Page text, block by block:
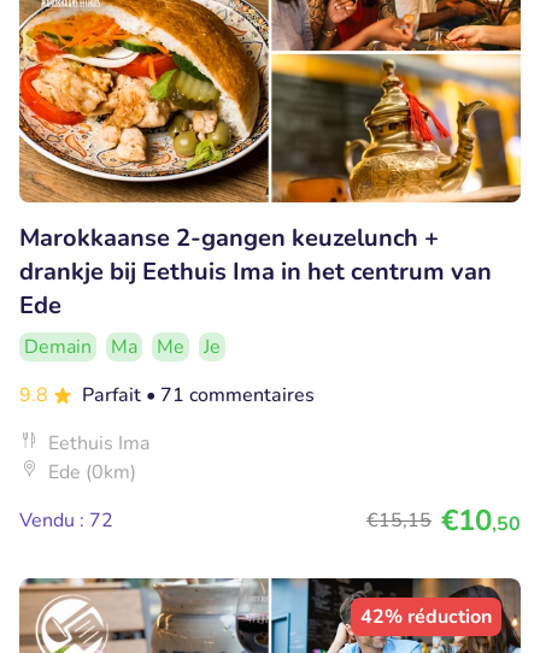
Marokkaanse 2-gangen keuzelunch +
drankje bij Eethuis Ima in het centrum van
Ede
Demain Ma Me
Je
9.8
Parfait • 71 commentaires
Eethuis Ima
Ede (0km)
Vendu : 72
€15,15 €10,50
42% réduction